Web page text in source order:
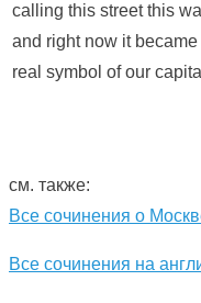
calling this street this
and right now it became
real symbol of our
см. также:
Все сочинения о
Все сочинения на